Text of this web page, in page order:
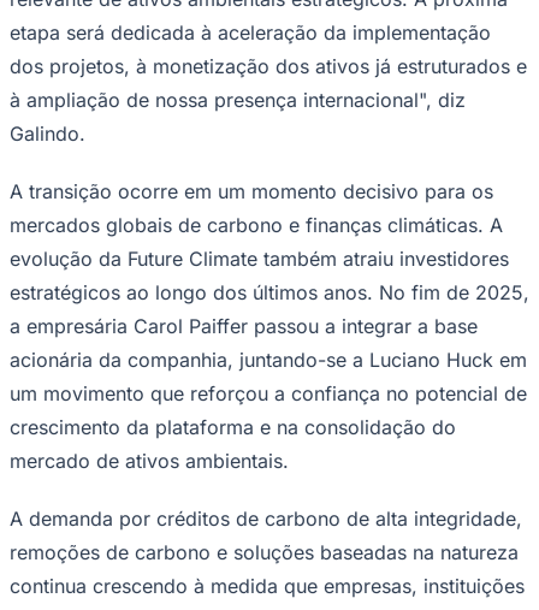
Ceará
para combinar competências complementares em
mercados financeiros, desenvolvimento de projetos,
soluções climáticas, expansão comercial e excelência
operacional, refletindo a crescente sofisticação e escala
"João Pedro e Laura participaram diretamente da
construção da Future Climate desde sua fundação e
representam a combinação de liderança, capacidade de
execução e visão estratégica necessária para conduzir a
companhia em sua próxima etapa de crescimento",
afirma Fábio Galindo, fundador da Future Climate.
"Encerramos um primeiro ciclo com uma empresa
relevante de ativos ambientais estratégicos. A próxima
etapa será dedicada à aceleração da implementação
dos projetos, à monetização dos ativos já estruturados e